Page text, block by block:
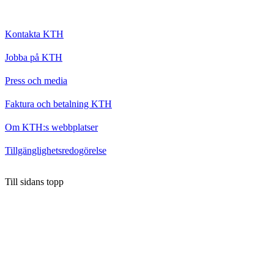
Kontakta KTH
Jobba på KTH
Press och media
Faktura och betalning KTH
Om KTH:s webbplatser
Tillgänglighetsredogörelse
Till sidans topp